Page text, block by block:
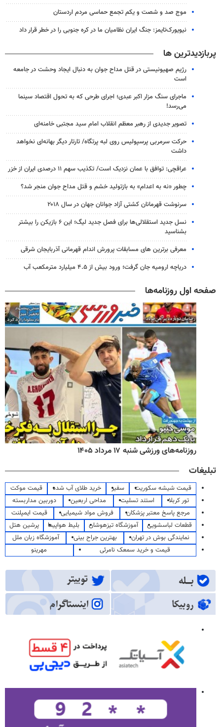
موج صد و شصت و یکم تجمع حماسی مردم اردستان
نیویورک‌تایمز: جنگ ایران نظامیان ما در کره جنوبی را در خطر قرار داد
پربازدیدترین ها
رژیم صهیونیستی در قتل مداح جوان به دنبال ایجاد وحشت در جامعه
است
ماجرای سنگ مزار اکبر عبدی؛ اجرای طرحی که به تحول اقتصاد سینما
می‌رسد!
تصویر جدیدی از رهبر معظم انقلاب امام سید مجتبی خامنه‌ای
حرکت سرمربی پرسپولیس روی لبه پرتگاه/ تارتار دیگر بهانه‌ای نخواهد
داشت
عراقچی: توافق با عمان نزدیک است/ تکذیب سهم ۱۱ درصدی ایران از خزر
چطور «نه به اعدام» به بازتولید خشم و قتل مداح جوان منجر شد؟
سرنوشت قهرمانان کشتی آزاد جوانان جهان در سال ۲۰۱۸
نسل جدید استقلالی‌ها برای فصل جدید لیگ؛ این ۶ بازیکن را بیشتر
بشناسید
معرفی برترین های مسابقات پرورش اندام قهرمانی آذربایجان شرقی
دریاچه ارومیه جان گرفت؛ ورود بیش از ۴.۵ میلیارد مترمکعب آب
صفحه اول روزنامه‌ها
روزنامه‌های ورزشی شنبه ۱۷ مرداد ۱۴۰۵
تبلیغات
قیمت شیشه سکوریت سفیر خرید طلای آب شده
قیمت موکت
تور کربلا
استند تسلیت مداحی اربعین
دوربین مداربسته
مرجع پاسخ معتبر پزشکان
فروش مواد شیمیایی
قیمت ایمپلنت
قطعات لباسشویی
آموزشگاه تیزهوشان بلیط هواپیما
پرشین هتل
نمایندگی بوش در تهران
بهترین جراح بینی
آموزشگاه زبان ملل
قیمت و خرید سمعک نامرئی
مهرینو